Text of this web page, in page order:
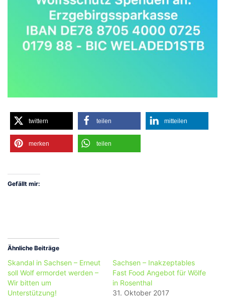
twittern teilen mitteilen
merken teilen
Gefällt mir:
Ähnliche Beiträge
Skandal in Sachsen – Erneut
soll Wolf ermordet werden –
Wir bitten um
Unterstützung!
Sachsen – Inakzeptables
Fast Food Angebot für Wölfe
in Rosenthal
31. Oktober 2017